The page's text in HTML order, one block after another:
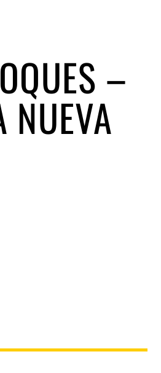
–
NUEVA